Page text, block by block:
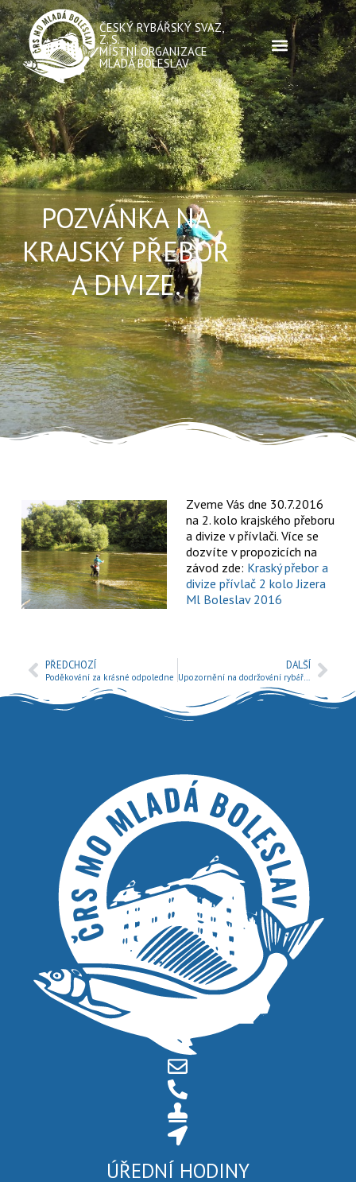
ČESKÝ RYBÁŘSKÝ SVAZ,
Z. S.
MÍSTNÍ ORGANIZACE
MLADÁ BOLESLAV
POZVÁNKA NA
KRAJSKÝ PŘEBOR
A DIVIZE.
Zveme Vás dne 30.7.2016
na 2. kolo krajského přeboru
a divize v přívlači. Více se
dozvíte v propozicích na
závod zde: Kraský přebor a
divize přívlač 2 kolo Jizera
Ml Boleslav 2016
PŘEDCHOZÍ
Poděkování za krásné odpoledne
DALŠÍ
Upozornění na dodržování rybářského řádu
ÚŘEDNÍ HODINY